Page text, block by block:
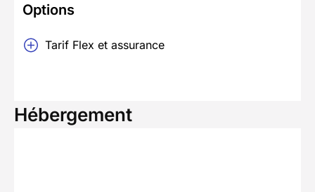
Options
Tarif Flex et assurance
Hébergement